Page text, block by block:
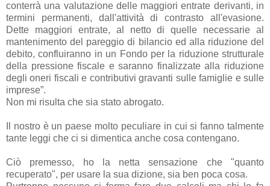
conterrà una valutazione delle maggiori entrate derivanti, in
termini permanenti, dall'attività di contrasto all'evasione.
Dette maggiori entrate, al netto di quelle necessarie al
mantenimento del pareggio di bilancio ed alla riduzione del
debito, confluiranno in un Fondo per la riduzione strutturale
della pressione fiscale e saranno finalizzate alla riduzione
degli oneri fiscali e contributivi gravanti sulle famiglie e sulle
imprese”.
Non mi risulta che sia stato abrogato.
Il nostro è un paese molto peculiare in cui si fanno talmente
tante leggi che ci si dimentica anche cosa contengano.
Ciò premesso, ho la netta sensazione che "quanto
recuperato", per usare la sua dizione, sia ben poca cosa.